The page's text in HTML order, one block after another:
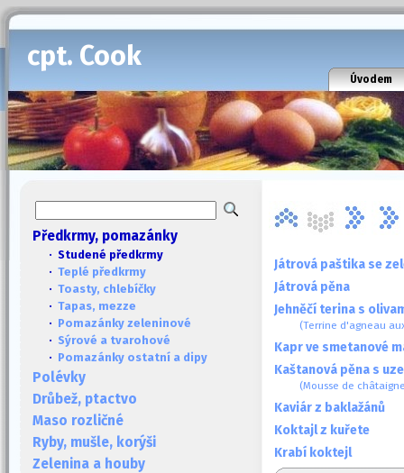
cpt. Cook
Úvodem
Předkrmy, pomazánky
· Studené předkrmy
· Teplé předkrmy
· Toasty, chlebíčky
· Tapas, mezze
· Pomazánky zeleninové
· Sýrové a tvarohové
· Pomazánky ostatní a dipy
Polévky
Drůbež, ptactvo
Maso rozličné
Ryby, mušle, korýši
Zelenina a houby
Játrová paštika se
Játrová pěna
Jehněčí terina s
(Terrine d'agneau
Kapr ve smetanové
Kaštanová pěna s
(Mousse de
Kaviár z baklažánů
Koktajl z kuřete
Krabí koktejl